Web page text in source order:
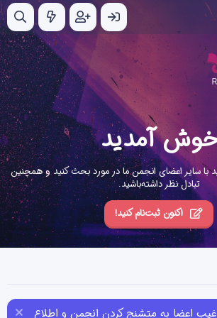
آمدید
با سایر اعضای انجمن ما در مورد بحث کنید و همچنین
تبادل نظر داشته‌باشید.
اکنون ثبت‌نام کنید!
اعضا به متشنج کردن انجمن و اطلاع